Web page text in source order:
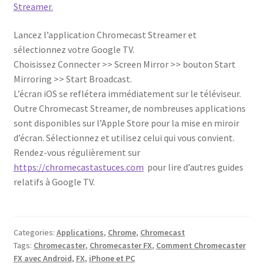
Streamer.
Lancez l’application Chromecast Streamer et
sélectionnez votre Google TV.
Choisissez Connecter >> Screen Mirror >> bouton Start
Mirroring >> Start Broadcast.
L’écran iOS se reflétera immédiatement sur le téléviseur.
Outre Chromecast Streamer, de nombreuses applications
sont disponibles sur l’Apple Store pour la mise en miroir
d’écran. Sélectionnez et utilisez celui qui vous convient.
Rendez-vous régulièrement sur
https://chromecastastuces.com pour lire d’autres guides
relatifs à Google TV.
Categories: Applications, Chrome, Chromecast
Tags: Chromecaster, Chromecaster FX, Comment Chromecaster
FX avec Android, FX, iPhone et PC